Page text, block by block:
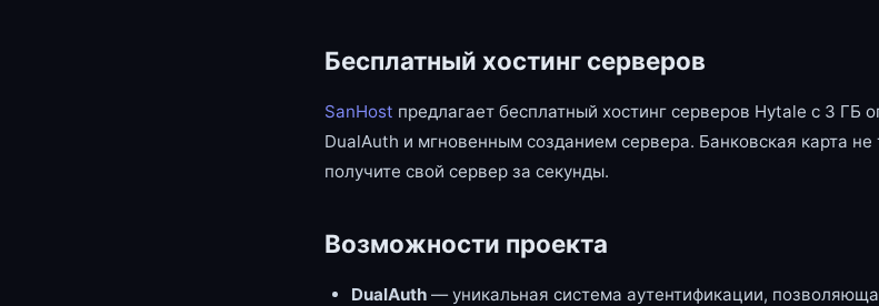
Бесплатный хостинг серверов
SanHost предлагает бесплатный хостинг серверов Hytale с 3 ГБ
DualAuth и мгновенным созданием сервера. Банковская карта не
получите свой сервер за секунды.
Возможности проекта
DualAuth — уникальная система аутентификации,